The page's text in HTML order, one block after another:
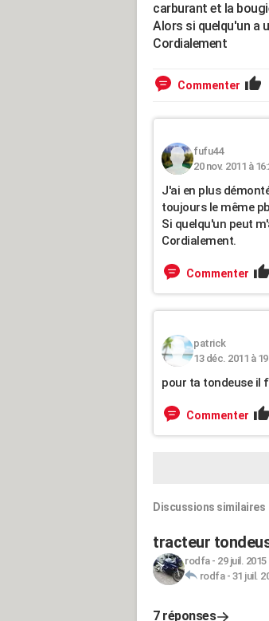
carburant et la
Alors si quelqu'un a
Cordialement
Commenter
fufu44
20 nov. 2011 à
J'ai en plus
toujours le même
Si quelqu'un peut
Cordialement.
Commenter
patrick
13 déc. 2011 à
pour ta tondeuse il
Commenter
Discussions similaires
tracteur
rodfa- 29 juil. 2015
rodfa- 31 juil.
7 réponses